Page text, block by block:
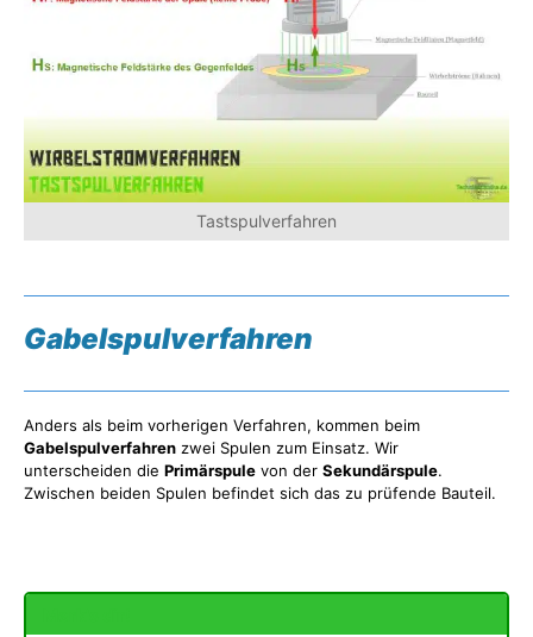
Tastspulverfahren
Gabelspulverfahren
Anders als beim vorherigen Verfahren, kommen beim
Gabelspulverfahren zwei Spulen zum Einsatz. Wir
unterscheiden die Primärspule von der Sekundärspule.
Zwischen beiden Spulen befindet sich das zu prüfende Bauteil.